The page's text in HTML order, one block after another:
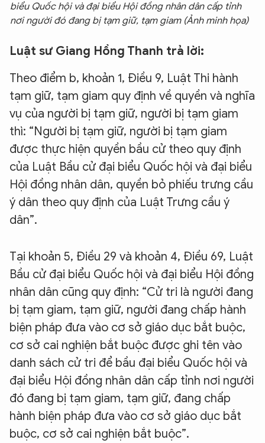
biểu Quốc hội và đại biểu Hội đồng nhân dân cấp tỉnh
nơi người đó đang bị tạm giữ, tạm giam (Ảnh minh họa)
Luật sư Giang Hồng Thanh trả lời:
Theo điểm b, khoản 1, Điều 9, Luật Thi hành
tạm giữ, tạm giam quy định về quyền và nghĩa
vụ của người bị tạm giữ, người bị tạm giam
thì: “Người bị tạm giữ, người bị tạm giam
được thực hiện quyền bầu cử theo quy định
của Luật Bầu cử đại biểu Quốc hội và đại biểu
Hội đồng nhân dân, quyền bỏ phiếu trưng cầu
ý dân theo quy định của Luật Trưng cầu ý
dân”.
Tại khoản 5, Điều 29 và khoản 4, Điều 69, Luật
Bầu cử đại biểu Quốc hội và đại biểu Hội đồng
nhân dân cũng quy định: “Cử tri là người đang
bị tạm giam, tạm giữ, người đang chấp hành
biện pháp đưa vào cơ sở giáo dục bắt buộc,
cơ sở cai nghiện bắt buộc được ghi tên vào
danh sách cử tri để bầu đại biểu Quốc hội và
đại biểu Hội đồng nhân dân cấp tỉnh nơi người
đó đang bị tạm giam, tạm giữ, đang chấp
hành biện pháp đưa vào cơ sở giáo dục bắt
buộc, cơ sở cai nghiện bắt buộc”.